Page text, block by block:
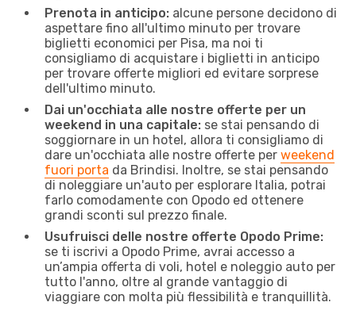
Prenota in anticipo: alcune persone decidono di
aspettare fino all'ultimo minuto per trovare
biglietti economici per Pisa, ma noi ti
consigliamo di acquistare i biglietti in anticipo
per trovare offerte migliori ed evitare sorprese
dell'ultimo minuto.
Dai un'occhiata alle nostre offerte per un
weekend in una capitale: se stai pensando di
soggiornare in un hotel, allora ti consigliamo di
dare un'occhiata alle nostre offerte per weekend
fuori porta da Brindisi. Inoltre, se stai pensando
di noleggiare un'auto per esplorare Italia, potrai
farlo comodamente con Opodo ed ottenere
grandi sconti sul prezzo finale.
Usufruisci delle nostre offerte Opodo Prime:
se ti iscrivi a Opodo Prime, avrai accesso a
un’ampia offerta di voli, hotel e noleggio auto per
tutto l'anno, oltre al grande vantaggio di
viaggiare con molta più flessibilità e tranquillità.